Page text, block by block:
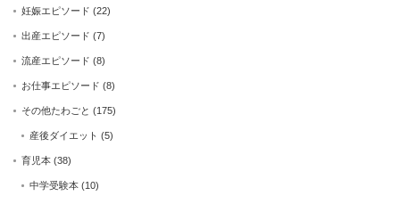
妊娠エピソード (22)
出産エピソード (7)
流産エピソード (8)
お仕事エピソード (8)
その他たわごと (175)
産後ダイエット (5)
育児本 (38)
中学受験本 (10)